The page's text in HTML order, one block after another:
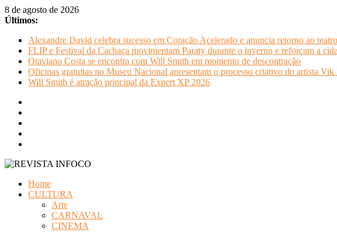
Pular
para
conteúdo
8 de agosto de 2026
Últimos:
Alexandre David celebra sucesso em Coração Acelerado e anuncia retorno ao
FLIP e Festival da Cachaça movimentam Paraty durante o inverno e reforçam a
Otaviano Costa se encontra com Will Smith em momento de descontração
Oficinas gratuitas no Museu Nacional apresentam o processo criativo do artista
Will Smith é atração principal da Expert XP 2026
INFOCO
Home
CULTURA
Arte
CARNAVAL
CINEMA